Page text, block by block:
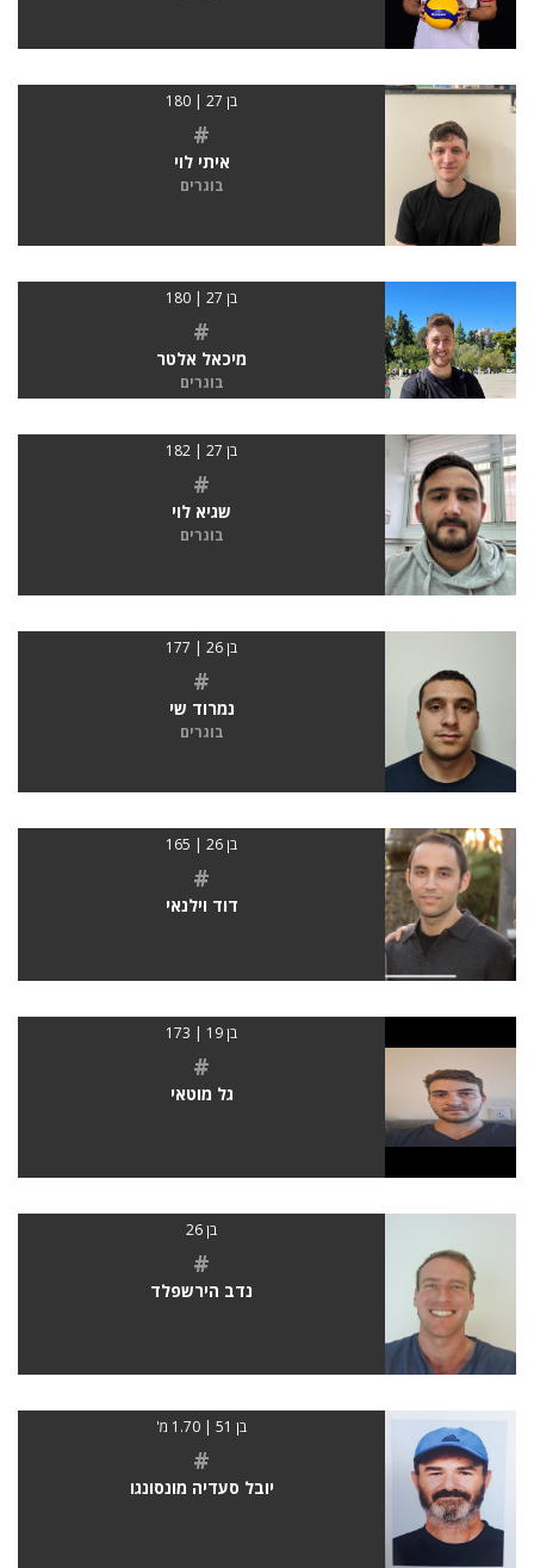
בן 27 | 180
#
איתי לוי
בוגרים
בן 27 | 180
#
מיכאל אלטר
בוגרים
בן 27 | 182
#
שגיא לוי
בוגרים
בן 26 | 177
#
נמרוד שי
בוגרים
בן 26 | 165
#
דוד וילנאי
בן 19 | 173
#
גל מוטאי
בן 26
#
נדב הירשפלד
בן 51 | 1.70 מ'
#
יובל סעדיה מונסונגו